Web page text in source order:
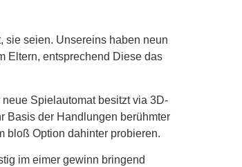
sie seien. Unsereins haben neun
Eltern, entsprechend Diese das
Spielautomat besitzt via 3D-
Basis der Handlungen berühmter
bloß Option dahinter probieren.
im eimer gewinn bringend